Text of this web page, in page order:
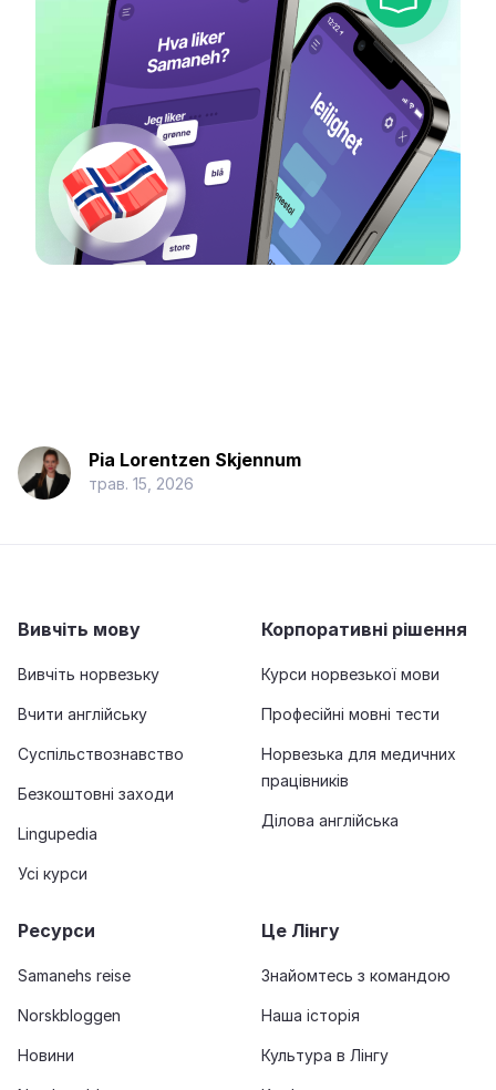
Pia Lorentzen Skjennum
трав. 15, 2026
Вивчіть мову
Вивчіть норвезьку
Вчити англійську
Суспільствознавство
Безкоштовні заходи
Lingupedia
Усі курси
Корпоративні рішення
Курси норвезької мови
Професійні мовні тести
Норвезька для медичних
працівників
Ділова англійська
Ресурси
Samanehs reise
Norskbloggen
Новини
Це Лінгу
Знайомтесь з командою
Наша історія
Культура в Лінгу